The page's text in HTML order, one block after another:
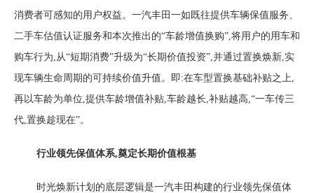
消费者可感知的用户权益。一汽丰田一如既往提供车辆保值服务、
二手车估值认证服务和本次推出的“车龄增值换购”,将用户的用车和
购车行为,从“短期消费”升级为“长期价值投资”,并通过置换焕新,实
现车辆生命周期的可持续价值升值。即:在车型置换基础补贴之上,
再以车龄为单位,提供车龄增值补贴,车龄越长,补贴越高,“一车传三
代,置换趁现在”。
行业领先保值体系,奠定长期价值根基
时光焕新计划的底层逻辑是一汽丰田构建的行业领先保值体